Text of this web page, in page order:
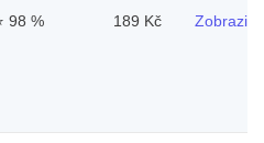
98 % 189 Kč Zobrazit